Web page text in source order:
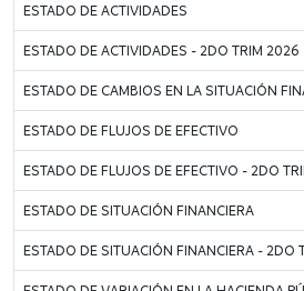
ESTADO DE ACTIVIDADES
ESTADO DE ACTIVIDADES - 2DO TRIM 2026
ESTADO DE CAMBIOS EN LA SITUACIÓN
ESTADO DE FLUJOS DE EFECTIVO
ESTADO DE FLUJOS DE EFECTIVO - 2DO
ESTADO DE SITUACIÓN FINANCIERA
ESTADO DE SITUACIÓN FINANCIERA - 2DO